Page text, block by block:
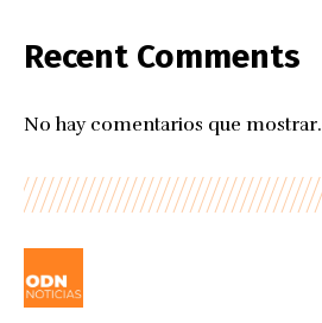
Recent Comments
No hay comentarios que mostrar.